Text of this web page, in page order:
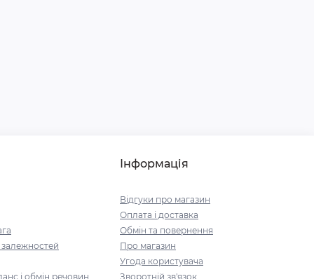
залежностей
і обмін речовин
Інформація
Відгуки про магазин
Оплата і доставка
Обмін та повернення
Про магазин
Угода користувача
Зворотній зв'язок